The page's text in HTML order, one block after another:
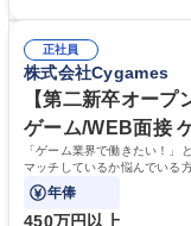
無/年休123日
得出来ております！ 【魅
を一律支給！ ■管理業務主任者資格取得後には50,000円/月の手当あり！
学歴・資格 学歴：大学
一種運転免許普通自動車
正社員
株式会社Cygames
【第二新卒オー
ゲーム/WEB面接
「ゲーム業界で働きたい！」
マッチしているか悩んでいる
年俸
450万円以上